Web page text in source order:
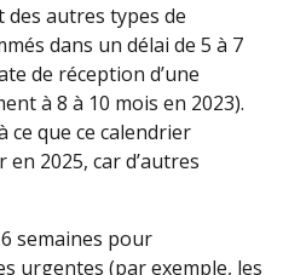
des autres types de
dans un délai de 5 à 7
de réception d’une
à 8 à 10 mois en 2023).
ce que ce calendrier
2025, car d’autres
semaines pour
urgentes (par exemple, les